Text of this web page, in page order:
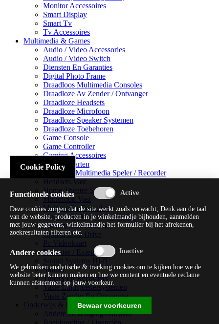
Monitor Accessoires
Smart Display
Smart Tv
Tv Accessoires
Multimedia & Games
Audio / Video Accessories
Audio / Video Switch
Diensten En Garanties
Digital Photo Frame
Draadloos Multimedia Consoles
Draadloze Av Zender / Ontvanger
Draadloze Headsets
Draadloze Microfoon
Draadloze Speaker Systemen
Draadloze Toebehoren
Game Console
Game Controller
Gaming Accessoires
Geluidskaarten
Handheld Multimedia Speler / Recorder
Headsets Vast
Home Theater Systems
Microfoon Vast
Multimedia Consoles
Multimedia Mixer / Versterker
Multimedia Productie
Optical Disk Drive
Pc Videokaart
Repeater / Extender
Sound Systems Hi-fi
Splitter
Tuners En Recorders
Vaste Luidsprekersystemen
Vaste Zender En Ontvanger
Onderwijs & Recreatie
Andere Beveiligingssoftware
Cookie Policy
Functionele cookies
Deze cookies zorgen dat de site werkt zoals verwacht; Denk aan de taal
van de website, producten in je winkelmandje bijhouden, aanmelden
met jouw gegevens, winkelmandje het formulier bij het afrekenen,
zoekresultaten filteren etc.
Andere cookies
We gebruiken analytische & tracking cookies om te kijken hoe we de
website beter kunnen maken en hoe we content en eventuele reclame
kunnen afstemmen op jouw voorkeur.
Bewaar voorkeuren